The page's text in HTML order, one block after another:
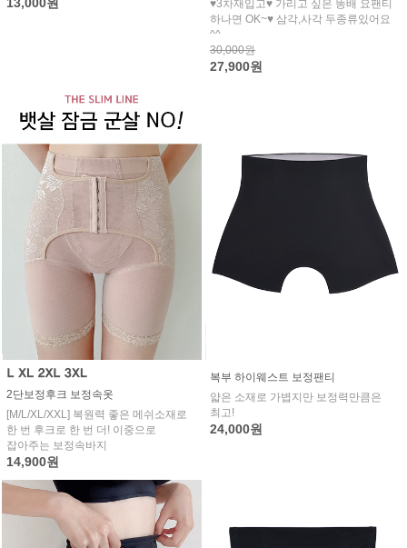
13,000원
♥3차재입고♥ 가리고 싶은 똥배 요팬티
하나면 OK~♥ 삼각,사각 두종류있어요
^^
30,000원
27,900원
2단보정후크 보정속옷
[M/L/XL/XXL] 복원력 좋은 메쉬소재로
한 번 후크로 한 번 더! 이중으로
잡아주는 보정속바지
14,900원
복부 하이웨스트 보정팬티
얇은 소재로 가볍지만 보정력만큼은
최고!
24,000원